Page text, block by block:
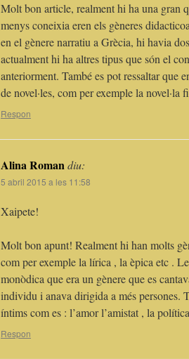
Molt bon article, realment hi ha una gran
menys coneixia eren els gèneres
en el gènere narratiu a Grècia, hi havia
actualment hi ha altres tipus que són el
anteriorment. També es pot ressaltar que
de novel·les, com per exemple la
Respon
Alina Romandiu:
5 abril 2015 a les 11:58
Xaipete!
Molt bon apunt! Realment hi han molts
com per exemple la lírica , la èpica etc .
monòdica que era un gènere que es
individu i anava dirigida a més persones.
íntims com es : l’amor l’amistat , la
Respon